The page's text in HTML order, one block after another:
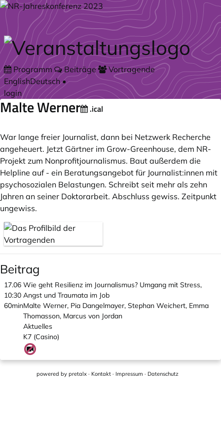
Zum Hauptteil springen
Programm Beiträge
Vortragende
EnglishDeutsch•
login
Malte Werner .ical
War lange freier Journalist, dann bei Netzwerk Recherche
angeheuert. Jetzt Gärtner im Grow-Greenhouse, dem NR-
Projekt zum Nonprofitjournalismus. Baut außerdem die
Helpline auf - ein Beratungsangebot für Journalist:innen mit
psychosozialen Belastungen. Schreibt seit mehr als zehn
Jahren an seiner Doktorarbeit. Abschluss gewiss. Zeitpunkt
ungewiss.
Beitrag
17.06
10:30
60min
Wie geht Resilienz im Journalismus? Umgang mit Stress,
Angst und Traumata im Job
Malte Werner, Pia Dangelmayer, Stephan Weichert, Emma
Thomasson, Marcus von Jordan
Aktuelles
K7 (Casino)
powered by pretalx · Kontakt · Impressum · Datenschutz